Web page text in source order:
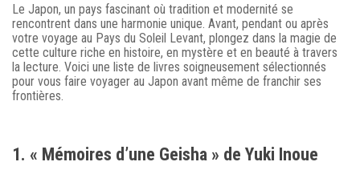
Le Japon, un pays fascinant où tradition et modernité se
rencontrent dans une harmonie unique. Avant, pendant ou après
votre voyage au Pays du Soleil Levant, plongez dans la magie de
cette culture riche en histoire, en mystère et en beauté à travers
la lecture. Voici une liste de livres soigneusement sélectionnés
pour vous faire voyager au Japon avant même de franchir ses
frontières.
1. « Mémoires d’une Geisha » de Yuki Inoue